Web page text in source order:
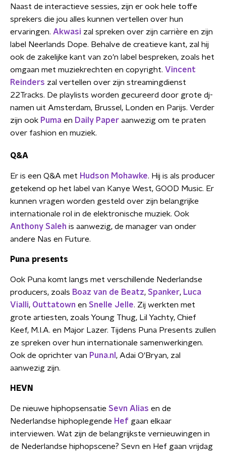
Naast de interactieve sessies, zijn er ook hele toffe
sprekers die jou alles kunnen vertellen over hun
ervaringen. Akwasi zal spreken over zijn carrière en zijn
label Neerlands Dope. Behalve de creatieve kant, zal hij
ook de zakelijke kant van zo'n label bespreken, zoals het
omgaan met muziekrechten en copyright. Vincent
Reinders zal vertellen over zijn streamingdienst
22Tracks. De playlists worden gecureerd door grote dj-
namen uit Amsterdam, Brussel, Londen en Parijs. Verder
zijn ook Puma en Daily Paper aanwezig om te praten
over fashion en muziek.
Q&A
Er is een Q&A met Hudson Mohawke. Hij is als producer
getekend op het label van Kanye West, GOOD Music. Er
kunnen vragen worden gesteld over zijn belangrijke
internationale rol in de elektronische muziek. Ook
Anthony Saleh is aanwezig, de manager van onder
andere Nas en Future.
Puna presents
Ook Puna komt langs met verschillende Nederlandse
producers, zoals Boaz van de Beatz, Spanker, Luca
Vialli, Outtatown en Snelle Jelle. Zij werkten met
grote artiesten, zoals Young Thug, Lil Yachty, Chief
Keef, M.I.A. en Major Lazer. Tijdens Puna Presents zullen
ze spreken over hun internationale samenwerkingen.
Ook de oprichter van Puna.nl , Adai O'Bryan, zal
aanwezig zijn.
HEVN
De nieuwe hiphopsensatie Sevn Alias en de
Nederlandse hiphoplegende Hef gaan elkaar
interviewen. Wat zijn de belangrijkste vernieuwingen in
de Nederlandse hiphopscene? Sevn en Hef gaan vrijdag